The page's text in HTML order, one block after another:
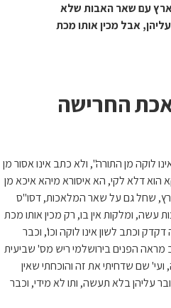
עם שאר האבות שלא
אבל מכין אותו מכת
החרישה
לוקה מן התורה", ולא כתב אינו אסור מן
הוא דלא לקי, הא איסורא מיהא איכא מן
שחל גם על שאר המלאכות, דסו"ס
עשה, ומלקות אין בו, רק מכין אותו מכת
וכתב לשון אינו לוקה וכו', וכבר
הפנים בירושלמי ריש מס' שביעית
שם שדחיתי את זה והוכחתי שאין
עליהן בלא תעשה, ותו לא מידי, וכבר